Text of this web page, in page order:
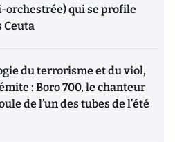
orchestrée) qui se profile
Ceuta
du terrorisme et du viol,
: Boro 700, le chanteur
de l’un des tubes de l’été